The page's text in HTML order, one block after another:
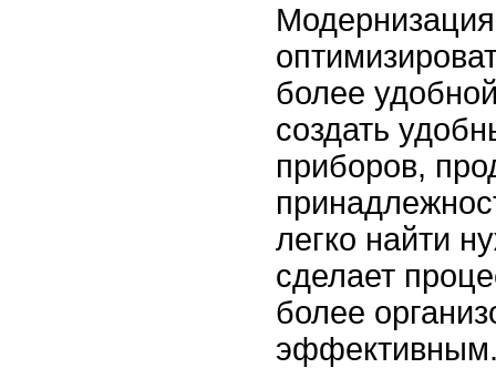
более
создать
приборов,
легко найти
сделает
более